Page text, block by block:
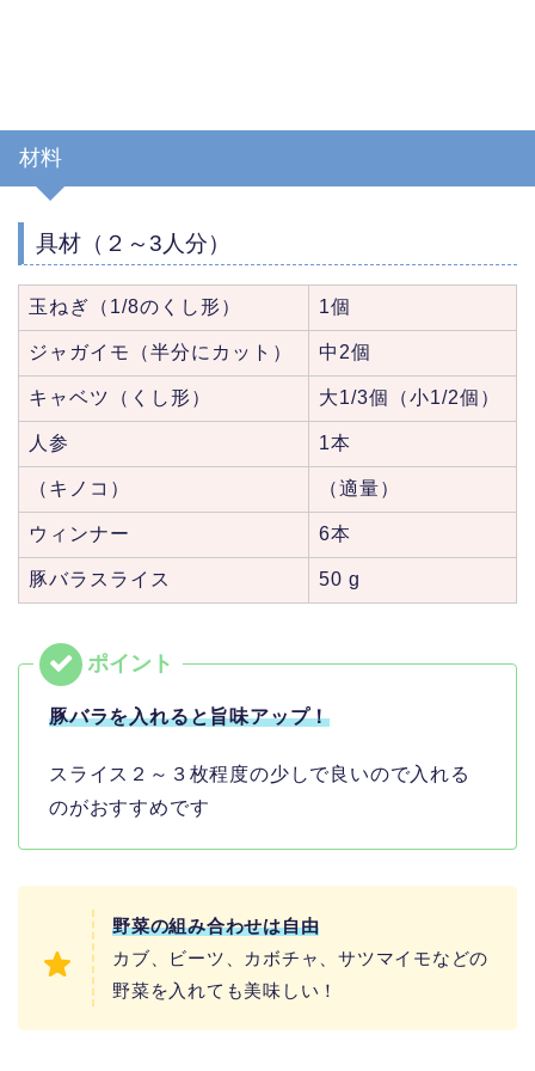
材料
具材（２～3人分）
玉ねぎ（1/8のくし形） 1個
ジャガイモ（半分にカット） 中2個
キャベツ（くし形） 大1/3個（小1/2個）
人参 1本
（キノコ） （適量）
ウィンナー 6本
豚バラスライス 50 g
豚バラを入れると旨味アップ！
スライス２～３枚程度の少しで良いので入れる
のがおすすめです
野菜の組み合わせは自由
カブ、ビーツ、カボチャ、サツマイモなどの
野菜を入れても美味しい！